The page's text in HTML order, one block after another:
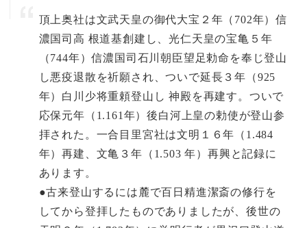
頂上奥社は文武天皇の御代大宝２年（702年）信
濃国司高 根道基創建し、光仁天皇の宝亀５年
（744年）信濃国司石川朝臣望足勅命を奉じ登山
し悪疫退散を祈願され、ついで延長３年（925
年）白川少将重頼登山し 神殿を再建す。ついで
応保元年（1.161年）後白河上皇の勅使が登山参
拝された。一合目里宮社は文明１６年（1.484
年）再建、文亀３年（1.503 年）再興と記録に
あります。
●古来登山するには麓で百日精進潔斎の修行を
してから登拝したものでありましたが、後世の